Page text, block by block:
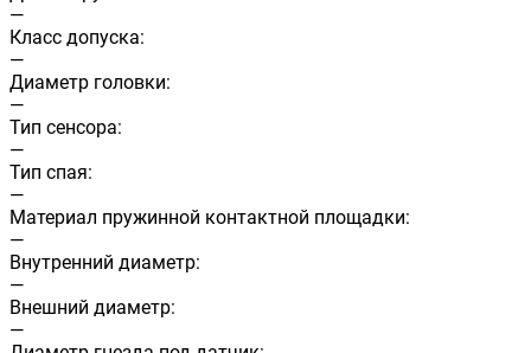
—
Класс допуска:
—
Диаметр головки:
—
Тип сенсора:
—
Тип спая:
—
Материал пружинной контактной площадки:
—
Внутренний диаметр:
—
Внешний диаметр:
—